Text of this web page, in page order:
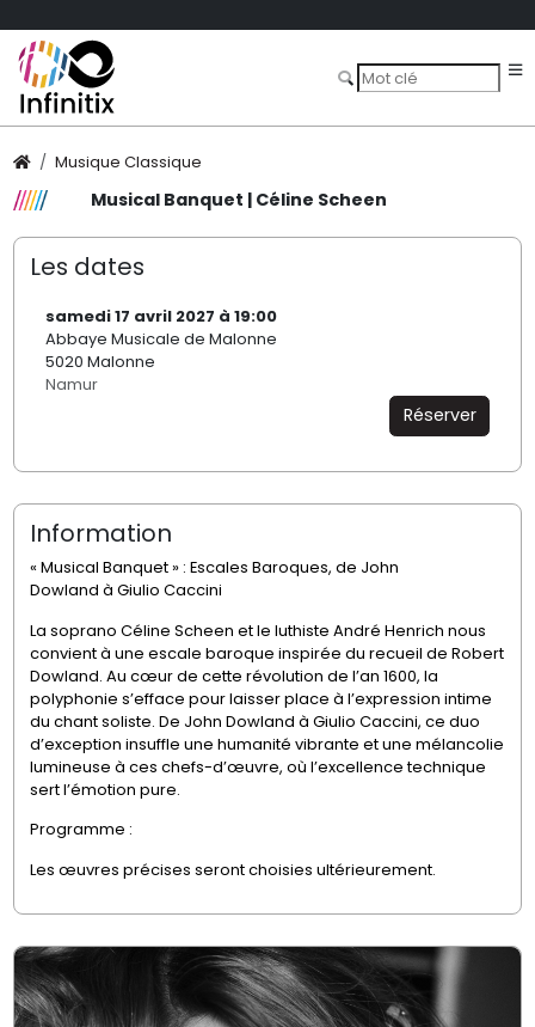
Musique Classique
Musical Banquet | Céline Scheen
Les dates
samedi 17 avril 2027 à 19:00
Abbaye Musicale de Malonne
5020 Malonne
Namur
Réserver
Information
« Musical Banquet » : Escales Baroques, de John
Dowland à Giulio Caccini
La soprano Céline Scheen et le luthiste André Henrich nous
convient à une escale baroque inspirée du recueil de Robert
Dowland. Au cœur de cette révolution de l’an 1600, la
polyphonie s’efface pour laisser place à l’expression intime
du chant soliste. De John Dowland à Giulio Caccini, ce duo
d’exception insuffle une humanité vibrante et une mélancolie
lumineuse à ces chefs-d’œuvre, où l’excellence technique
sert l’émotion pure.
Programme :
Les œuvres précises seront choisies ultérieurement.